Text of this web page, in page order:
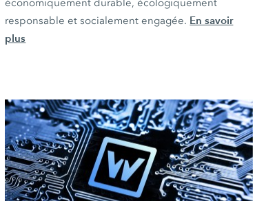
responsable et socialement engagée. En savoir
plus